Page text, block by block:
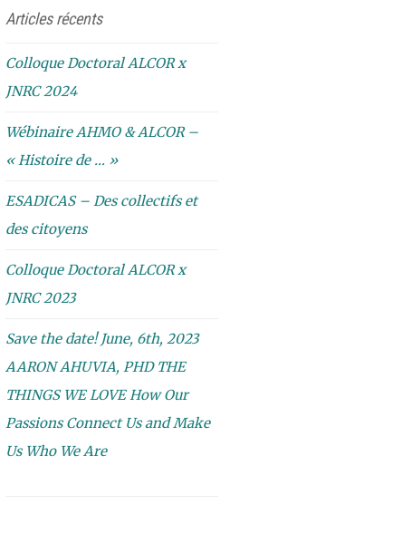
Articles récents
Colloque Doctoral ALCOR x
JNRC 2024
Wébinaire AHMO & ALCOR –
« Histoire de … »
ESADICAS – Des collectifs et
des citoyens
Colloque Doctoral ALCOR x
JNRC 2023
Save the date! June, 6th, 2023
AARON AHUVIA, PHD THE
THINGS WE LOVE How Our
Passions Connect Us and Make
Us Who We Are